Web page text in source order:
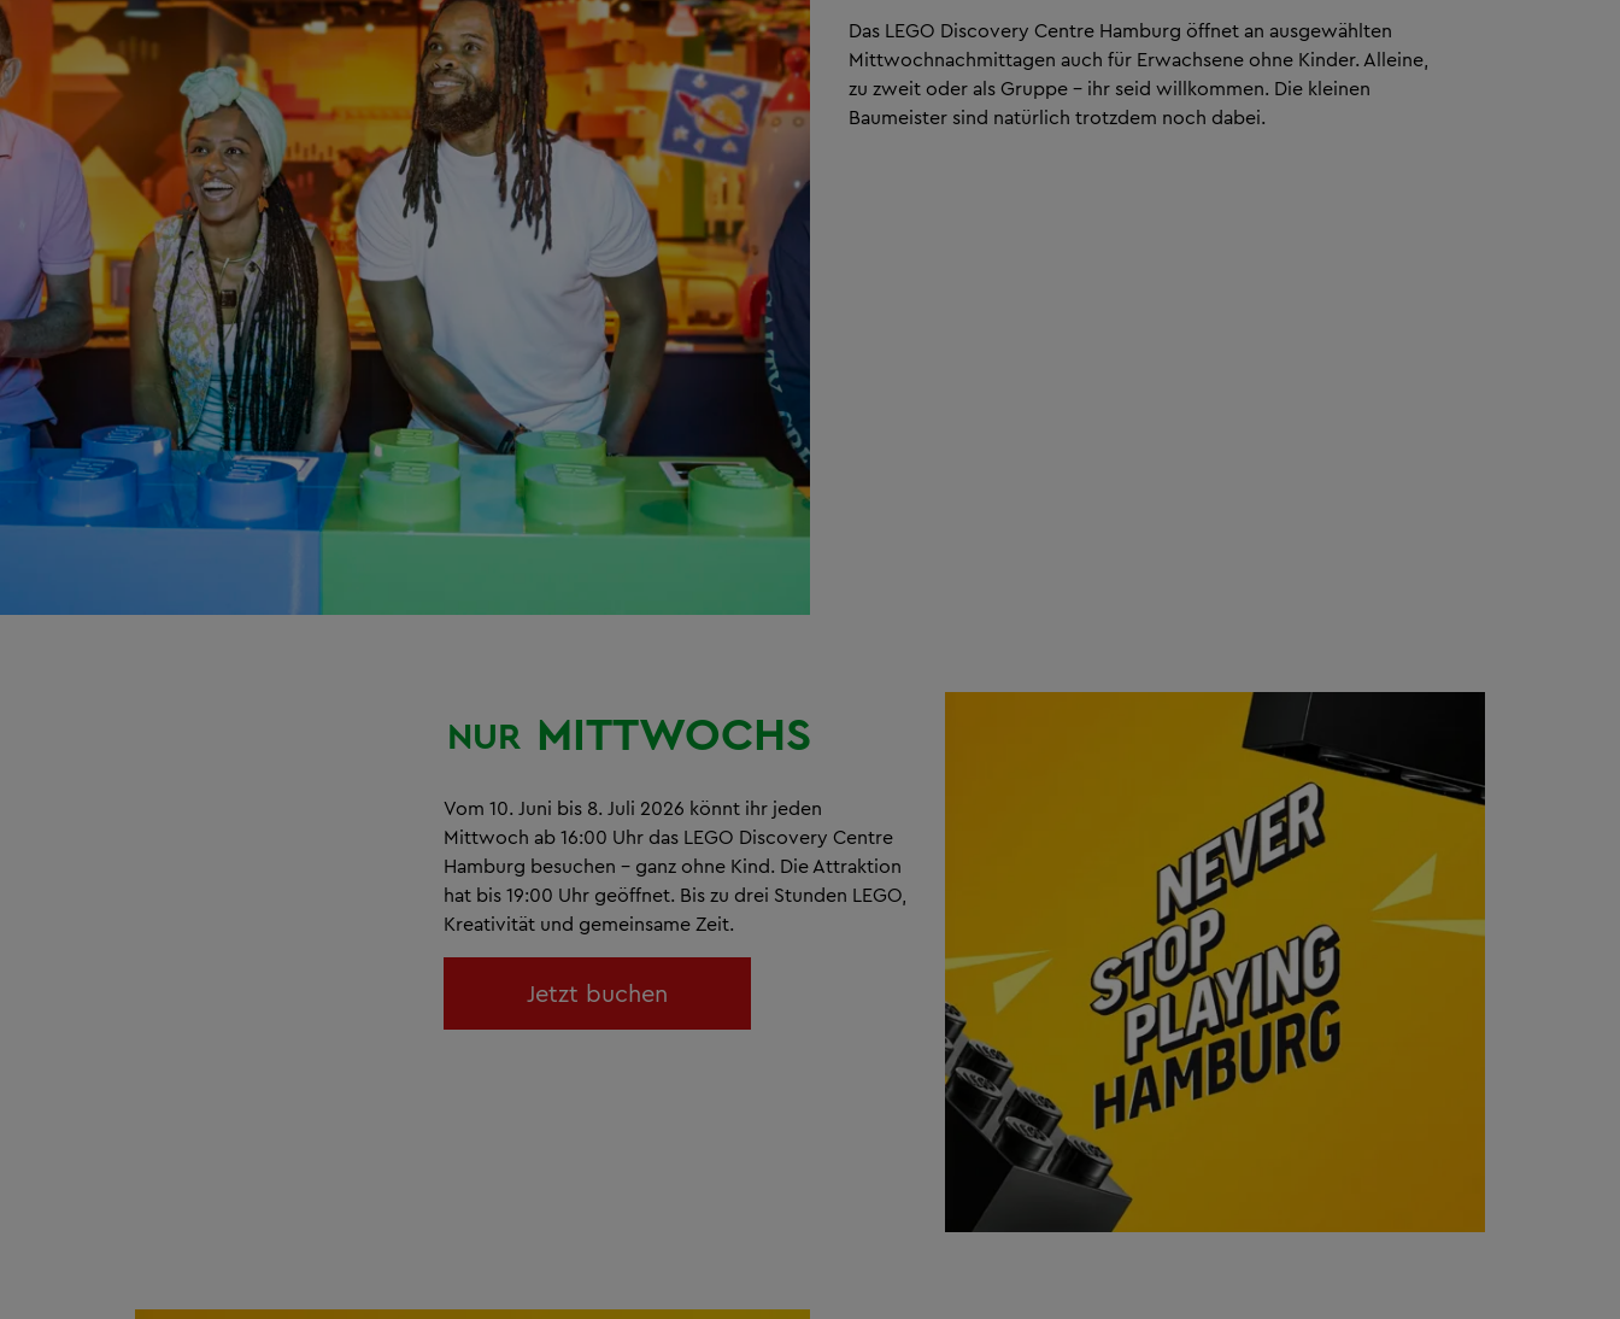
Das LEGO Discovery Centre Hamburg öffnet an ausgewählten
Mittwochnachmittagen auch für Erwachsene ohne Kinder. Alleine,
zu zweit oder als Gruppe – ihr seid willkommen. Die kleinen
Baumeister sind natürlich trotzdem noch dabei.
NUR MITTWOCHS
Vom 10. Juni bis 8. Juli 2026 könnt ihr jeden
Mittwoch ab 16:00 Uhr das LEGO Discovery Centre
Hamburg besuchen – ganz ohne Kind. Die Attraktion
hat bis 19:00 Uhr geöffnet. Bis zu drei Stunden LEGO,
Kreativität und gemeinsame Zeit.
Jetzt buchen